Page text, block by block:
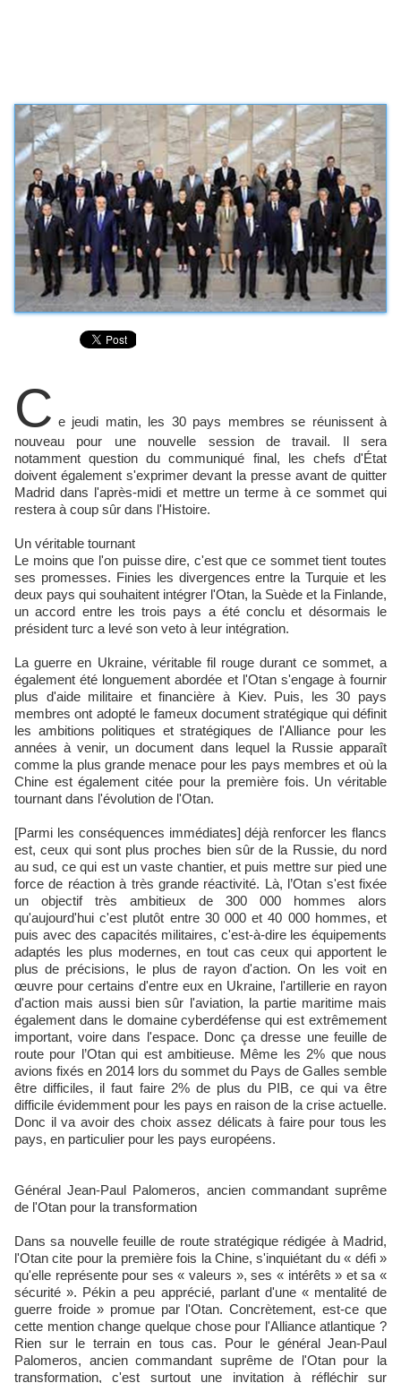
C e jeudi matin, les 30 pays membres se réunissent à
nouveau pour une nouvelle session de travail. Il sera
notamment question du communiqué final, les chefs d'État
doivent également s'exprimer devant la presse avant de quitter
Madrid dans l'après-midi et mettre un terme à ce sommet qui
restera à coup sûr dans l'Histoire.
Un véritable tournant
Le moins que l'on puisse dire, c'est que ce sommet tient toutes
ses promesses. Finies les divergences entre la Turquie et les
deux pays qui souhaitent intégrer l'Otan, la Suède et la Finlande,
un accord entre les trois pays a été conclu et désormais le
président turc a levé son veto à leur intégration.
La guerre en Ukraine, véritable fil rouge durant ce sommet, a
également été longuement abordée et l'Otan s'engage à fournir
plus d'aide militaire et financière à Kiev. Puis, les 30 pays
membres ont adopté le fameux document stratégique qui définit
les ambitions politiques et stratégiques de l'Alliance pour les
années à venir, un document dans lequel la Russie apparaît
comme la plus grande menace pour les pays membres et où la
Chine est également citée pour la première fois. Un véritable
tournant dans l'évolution de l'Otan.
[Parmi les conséquences immédiates] déjà renforcer les flancs
est, ceux qui sont plus proches bien sûr de la Russie, du nord
au sud, ce qui est un vaste chantier, et puis mettre sur pied une
force de réaction à très grande réactivité. Là, l’Otan s'est fixée
un objectif très ambitieux de 300 000 hommes alors
qu'aujourd'hui c'est plutôt entre 30 000 et 40 000 hommes, et
puis avec des capacités militaires, c'est-à-dire les équipements
adaptés les plus modernes, en tout cas ceux qui apportent le
plus de précisions, le plus de rayon d'action. On les voit en
œuvre pour certains d'entre eux en Ukraine, l'artillerie en rayon
d'action mais aussi bien sûr l'aviation, la partie maritime mais
également dans le domaine cyberdéfense qui est extrêmement
important, voire dans l'espace. Donc ça dresse une feuille de
route pour l’Otan qui est ambitieuse. Même les 2% que nous
avions fixés en 2014 lors du sommet du Pays de Galles semble
être difficiles, il faut faire 2% de plus du PIB, ce qui va être
difficile évidemment pour les pays en raison de la crise actuelle.
Donc il va avoir des choix assez délicats à faire pour tous les
pays, en particulier pour les pays européens.
Général Jean-Paul Palomeros, ancien commandant suprême
de l'Otan pour la transformation
Dans sa nouvelle feuille de route stratégique rédigée à Madrid,
l'Otan cite pour la première fois la Chine, s'inquiétant du « défi »
qu'elle représente pour ses « valeurs », ses « intérêts » et sa «
sécurité ». Pékin a peu apprécié, parlant d'une « mentalité de
guerre froide » promue par l'Otan. Concrètement, est-ce que
cette mention change quelque chose pour l'Alliance atlantique ?
Rien sur le terrain en tous cas. Pour le général Jean-Paul
Palomeros, ancien commandant suprême de l'Otan pour la
transformation, c'est surtout une invitation à réfléchir sur